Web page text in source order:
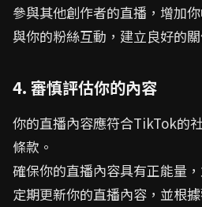
參與其他創作者的直播，增加
與你的粉絲互動，建立良好的關
4. 審慎評估你的內容
你的直播內容應符合TikTok的
條款。
確保你的直播內容具有正能量
定期更新你的直播內容，並根